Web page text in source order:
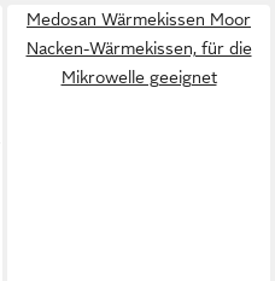
Medosan Wärmekissen Moor
Nacken-Wärmekissen, für die
Mikrowelle geeignet